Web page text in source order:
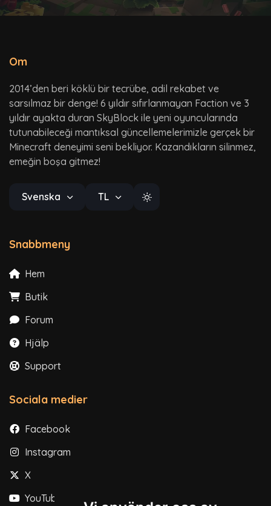
Om
2014’den beri köklü bir tecrübe, adil rekabet ve
sarsılmaz bir denge! 6 yıldır sıfırlanmayan Faction ve 3
yıldır ayakta duran SkyBlock ile yeni oyuncularında
tutunabileceği mantıksal güncellemelerimizle gerçek bir
Minecraft deneyimi seni bekliyor. Kazandıkların silinmez,
emeğin boşa gitmez!
Svenska TL
Snabbmeny
Hem
Butik
Forum
Hjälp
Support
Sociala medier
Facebook
Instagram
X
YouTube